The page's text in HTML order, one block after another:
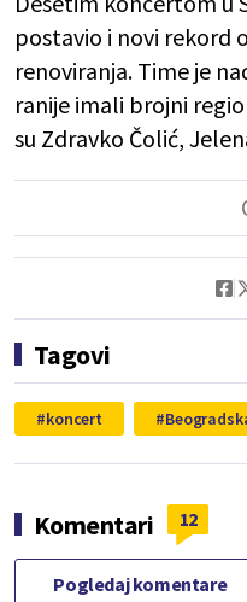
postavio i novi rekord
renoviranja. Time je
ranije imali brojni
su Zdravko Čolić,
Tagovi
koncert
Komentari 12
Pogledaj komentare